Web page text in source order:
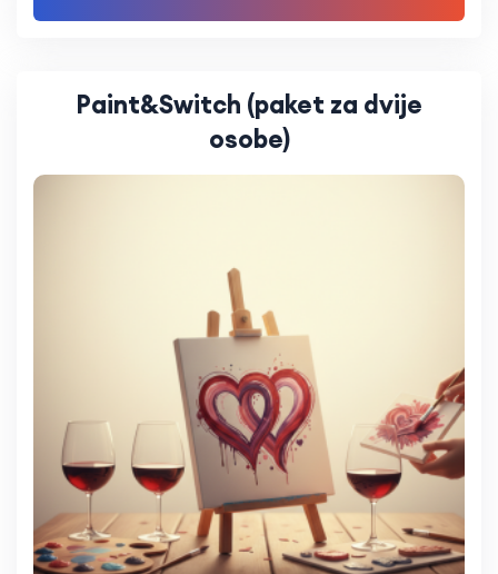
Paint&Switch (paket za dvije
osobe)